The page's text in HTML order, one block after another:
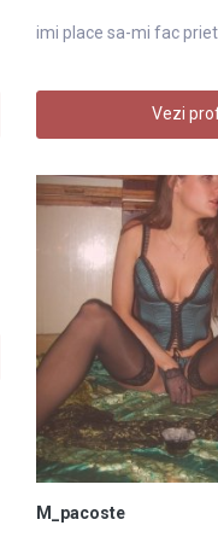
imi place sa-mi fac
Vezi
M_pacoste